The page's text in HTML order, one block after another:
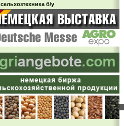
сельхозтехника б/у